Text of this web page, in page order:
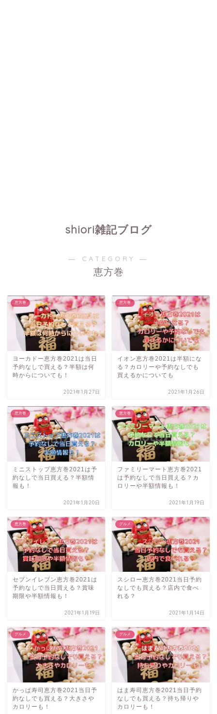
shiori雑記ブログ
― CATEGORY ―
恵方巻
恵方巻
ヨーカドー恵方巻2021は当日
予約なしで買える？半額は何
時からについても！
2021年1月27日
恵方巻
イオン恵方巻2021は半額にな
る？カロリーや予約なしでも
買えるかについても
2021年1月26日
恵方巻
ミニストップ恵方巻2021は予
約なしで当日買える？半額情
報も！
2021年1月20日
恵方巻
ファミリーマート恵方巻2021
は予約なしで当日買える？カ
ロリーや半額情報も！
2021年1月19日
恵方巻
セブンイレブン恵方巻2021は
予約なしで当日買える？賞味
期限や半額情報も！
2021年1月19日
グルメ
スシロー恵方巻2021当日予約
なしでも買える？店内で食べ
れる？
2021年1月14日
グルメ
かっぱ寿司恵方巻2021当日予
約なしでも買える？大きさや
カロリーも！
グルメ
はま寿司恵方巻2021当日予約
なしでも買える？持ち帰りや
カロリーも！